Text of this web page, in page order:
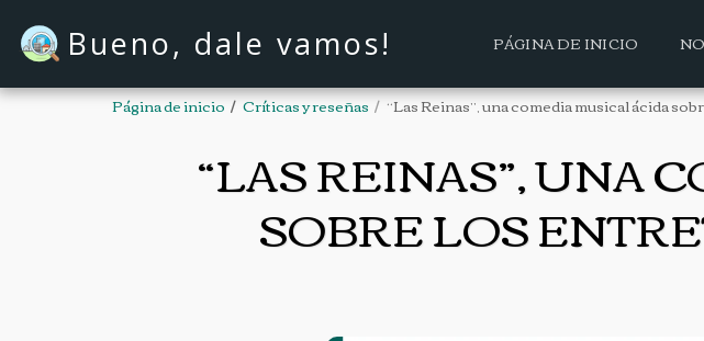
Bueno, dale vamos! PÁGINA DE INICIO
Página de inicio Críticas y reseñas “Las Reinas”, una comedia musical ácida
“LAS REINAS”, UNA
SOBRE LOS